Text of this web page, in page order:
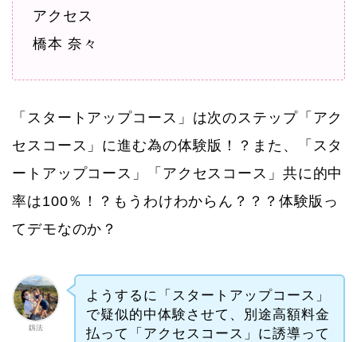
アクセス
橋本 奈々
「スタートアップコース」は次のステップ「アク
セスコース」に進む為の体験版！？また、「スタ
ートアップコース」「アクセスコース」共に的中
率は100％！？もうわけわからん？？？体験版っ
てデモなのか？
釼法
ようするに「スタートアップコース」
で疑似的中体験させて、別途高額料金
払って「アクセスコース」に誘導って